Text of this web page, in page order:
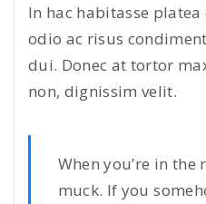
In hac habitasse
odio ac risus
dui. Donec at tortor
non, dignissim velit.
When you’re in the
muck. If you